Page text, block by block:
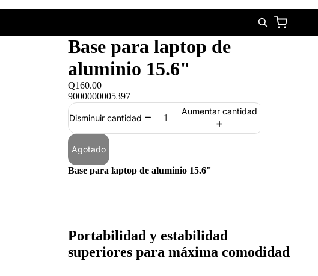
Base para laptop de
aluminio 15.6"
Q160.00
9000000005397
Disminuir cantidad
Aumentar cantidad
Agotado
Base para laptop de aluminio 15.6"
Portabilidad y estabilidad
superiores para máxima comodidad